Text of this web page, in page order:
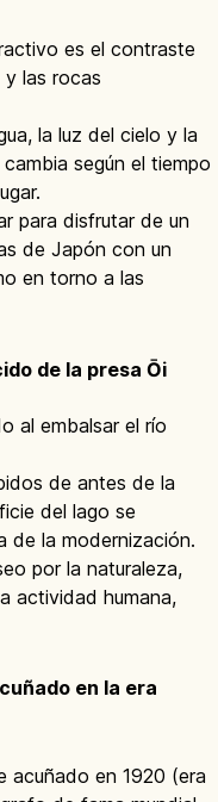
es el contraste
las rocas
la luz del cielo y la
según el tiempo
para disfrutar de un
de Japón con un
en torno a las
de la presa Ōi
al embalsar el río
de antes de la
del lago se
de la modernización.
por la naturaleza,
actividad humana,
en la era
acuñado en 1920 (era